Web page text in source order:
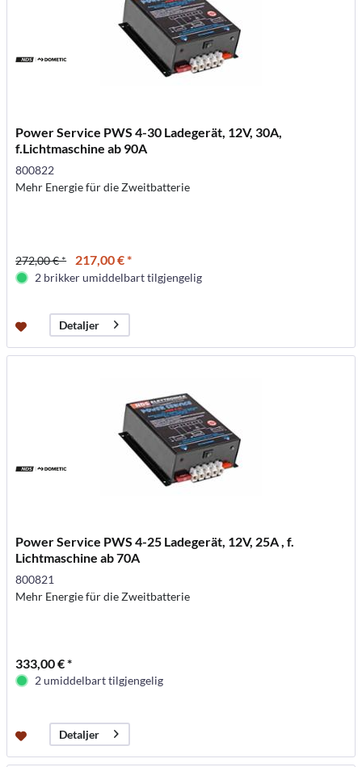
Power Service PWS 4-30 Ladegerät, 12V, 30A,
f.Lichtmaschine ab 90A
800822
Mehr Energie für die Zweitbatterie
272,00 € * 217,00 € *
2 brikker umiddelbart tilgjengelig
Detaljer
Power Service PWS 4-25 Ladegerät, 12V, 25A , f.
Lichtmaschine ab 70A
800821
Mehr Energie für die Zweitbatterie
333,00 € *
2 umiddelbart tilgjengelig
Detaljer